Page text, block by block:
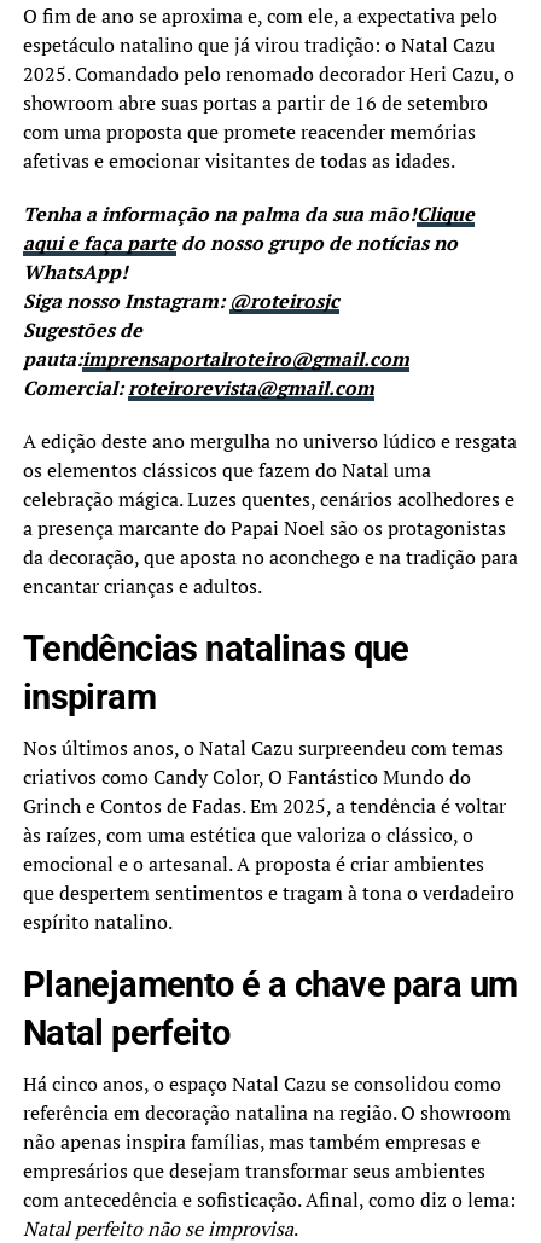
O fim de ano se aproxima e, com ele, a expectativa pelo
espetáculo natalino que já virou tradição: o Natal Cazu
2025. Comandado pelo renomado decorador Heri Cazu, o
showroom abre suas portas a partir de 16 de setembro
com uma proposta que promete reacender memórias
afetivas e emocionar visitantes de todas as idades.
Tenha a informação na palma da sua mão!Clique
aqui e faça partedo nosso grupo de notícias no
WhatsApp!
Siga nosso Instagram:@roteirosjc
Sugestões de
pauta:imprensaportalroteiro@gmail.com
Comercial:roteirorevista@gmail.com
A edição deste ano mergulha no universo lúdico e resgata
os elementos clássicos que fazem do Natal uma
celebração mágica. Luzes quentes, cenários acolhedores e
a presença marcante do Papai Noel são os protagonistas
da decoração, que aposta no aconchego e na tradição para
encantar crianças e adultos.
Tendências natalinas que
inspiram
Nos últimos anos, o Natal Cazu surpreendeu com temas
criativos como Candy Color, O Fantástico Mundo do
Grinch e Contos de Fadas. Em 2025, a tendência é voltar
às raízes, com uma estética que valoriza o clássico, o
emocional e o artesanal. A proposta é criar ambientes
que despertem sentimentos e tragam à tona o verdadeiro
espírito natalino.
Planejamento é a chave para um
Natal perfeito
Há cinco anos, o espaço Natal Cazu se consolidou como
referência em decoração natalina na região. O showroom
não apenas inspira famílias, mas também empresas e
empresários que desejam transformar seus ambientes
com antecedência e sofisticação. Afinal, como diz o lema:
Natal perfeito não se improvisa.